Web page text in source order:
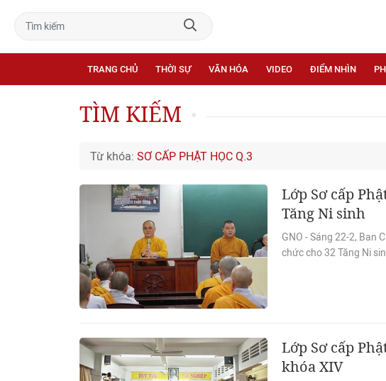
TRANG CHỦ THỜI SỰ VĂN HÓA VIDEO ĐIỂM NHÌN
TÌM KIẾM
Từ khóa: SƠ CẤP PHẬT HỌC Q.3
Lớp Sơ cấp
Tăng Ni sinh
GNO - Sáng 22-2, Ban
chức cho 32 Tăng Ni
Lớp Sơ cấp
khóa XIV